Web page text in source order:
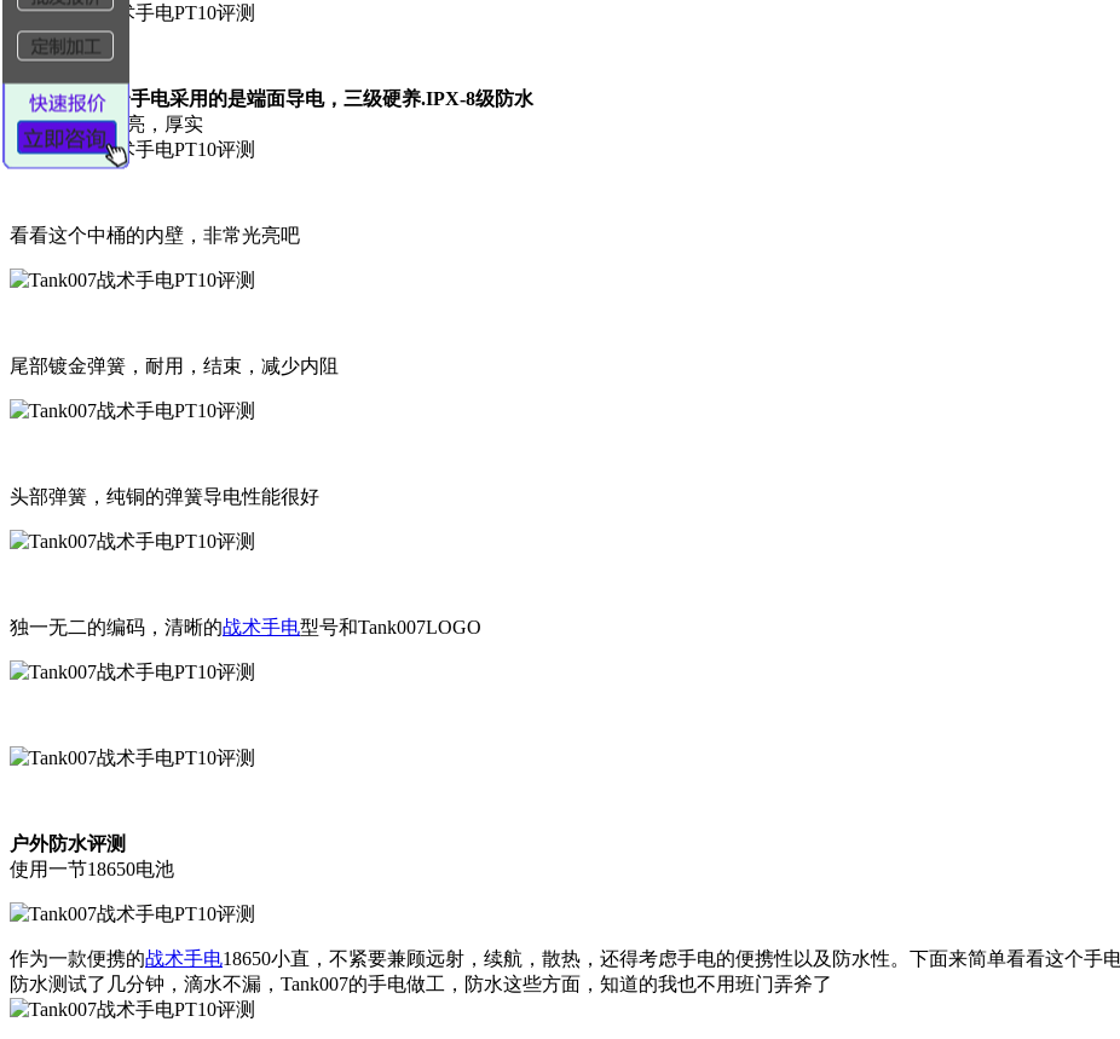
细节评测 整个手电采用的是端面导电，三级硬养.IPX-8级防水
矩形螺纹，漂亮，厚实
看看这个中桶的内壁，非常光亮吧
尾部镀金弹簧，耐用，结束，减少内阻
头部弹簧，纯铜的弹簧导电性能很好
独一无二的编码，清晰的战术手电型号和Tank007LOGO
户外防水评测
使用一节18650电池
作为一款便携的战术手电18650小直，不紧要兼顾远射，续航，散热，还得考虑手电的便携性以及防水性。下面来简单看看这个手
防水测试了几分钟，滴水不漏，Tank007的手电做工，防水这些方面，知道的我也不用班门弄斧了